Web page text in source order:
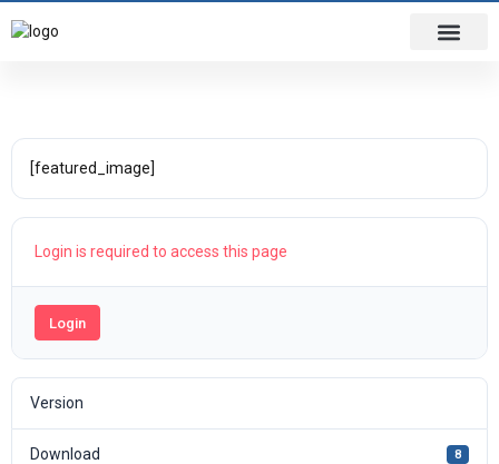
[featured_image]
Login is required to access this page
Login
Version
Download 8